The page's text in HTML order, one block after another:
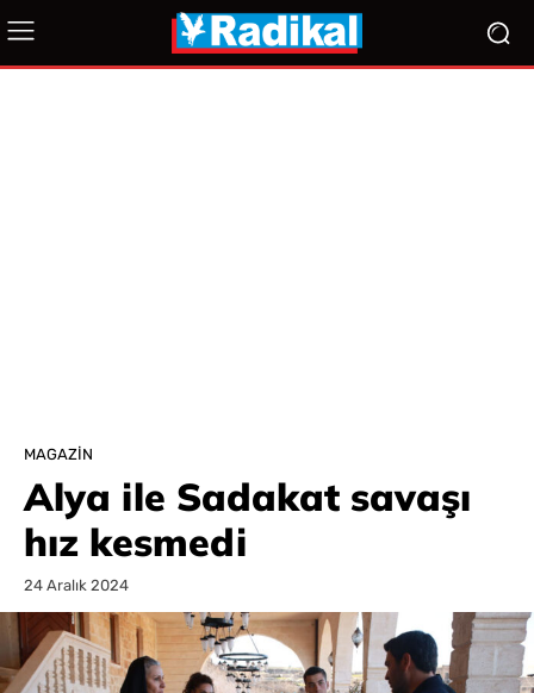
MAGAZIN
Alya ile Sadakat savaşı
hız kesmedi
24 Aralık 2024